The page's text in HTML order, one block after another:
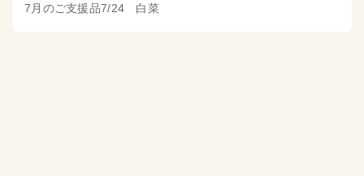
7月のご支援品7/24 白菜